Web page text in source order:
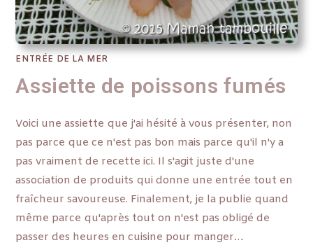
ENTRÉE DE LA MER
Assiette de poissons fumés
Voici une assiette que j'ai hésité à vous présenter, non
pas parce que ce n'est pas bon mais parce qu'il n'y a
pas vraiment de recette ici. Il s'agit juste d'une
association de produits qui donne une entrée tout en
fraîcheur savoureuse. Finalement, je la publie quand
même parce qu'après tout on n'est pas obligé de
passer des heures en cuisine pour manger…